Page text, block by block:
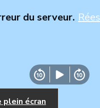
du serveur.
plein écran